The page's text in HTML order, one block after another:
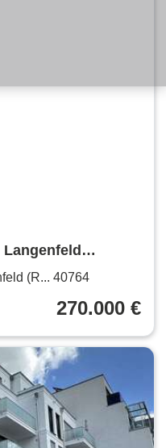
€ 74.94 m²
(R... 40764
270.000 €